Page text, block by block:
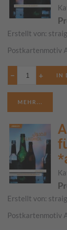
Erstellt von:
Postkartenmotiv
− +
MEHR...
Erstellt von:
Postkartenmotiv